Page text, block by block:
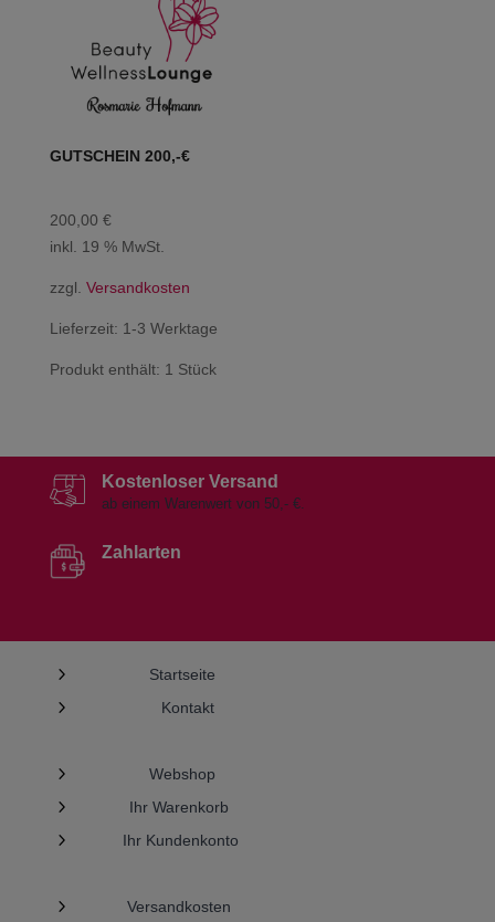
GUTSCHEIN 200,-€
200,00 €
inkl. 19 % MwSt.
zzgl. Versandkosten
Lieferzeit: 1-3 Werktage
Produkt enthält: 1 Stück
Kostenloser Versand
ab einem Warenwert von 50,- €.
Zahlarten
5 Startseite
5 Kontakt
5 Webshop
5 Ihr Warenkorb
5 Ihr Kundenkonto
5 Versandkosten